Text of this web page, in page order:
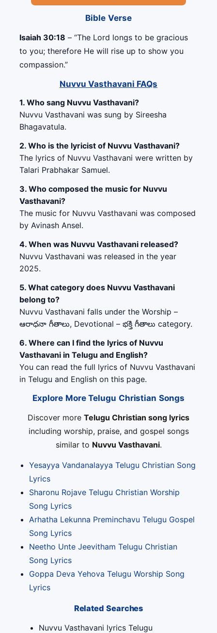
Bible Verse
Isaiah 30:18 – “The Lord longs to be gracious
to you; therefore He will rise up to show you
compassion.”
Nuvvu Vasthavani FAQs
1. Who sang Nuvvu Vasthavani?
Nuvvu Vasthavani was sung by Sireesha
Bhagavatula.
2. Who is the lyricist of Nuvvu Vasthavani?
The lyrics of Nuvvu Vasthavani were written by
Talari Prabhakar Samuel.
3. Who composed the music for Nuvvu
Vasthavani?
The music for Nuvvu Vasthavani was composed
by Avinash Ansel.
4. When was Nuvvu Vasthavani released?
Nuvvu Vasthavani was released in the year
2025.
5. What category does Nuvvu Vasthavani
belong to?
Nuvvu Vasthavani falls under the Worship –
ఆరాధనా గీతాలు, Devotional – భక్తి గీతాలు category.
6. Where can I find the lyrics of Nuvvu
Vasthavani in Telugu and English?
You can read the full lyrics of Nuvvu Vasthavani
in Telugu and English on this page.
Explore More Telugu Christian Songs
Discover more Telugu Christian song lyrics
including worship, praise, and gospel songs
similar to Nuvvu Vasthavani.
Yesayya Vandanalayya Telugu Christian Song
Lyrics
Sharonu Rojave Telugu Christian Worship
Song Lyrics
Arhatha Lekunna Preminchavu Telugu Gospel
Song Lyrics
Neetho Unte Jeevitham Telugu Christian
Song Lyrics
Goppa Deva Yehova Telugu Worship Song
Lyrics
Related Searches
Nuvvu Vasthavani lyrics Telugu